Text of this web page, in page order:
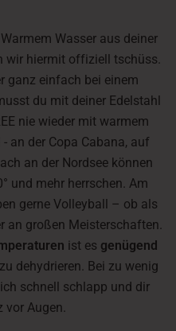
Wasser aus deiner
wir hiermit offiziell tschüss.
ganz einfach bei einem
du mit deiner Edelstahl
nie wieder mit warmem
an der Copa Cabana, auf
an der Nordsee können
und mehr herrschen. Am
gerne Volleyball – ob als
an großen Meisterschaften.
ist es genügend
dehydrieren. Bei zu wenig
schnell schlapp und dir
vor Augen.